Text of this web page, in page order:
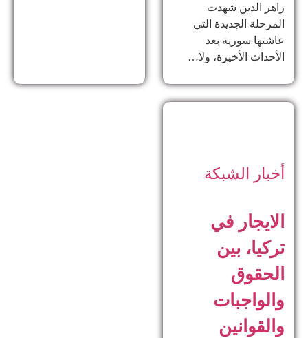
زاهر الدين ​شهدت
المرحلة الجديدة التي
عاشتها سورية بعد
الأحداث الأخيرة، ولا…
أخبار الشبكة
الايجار في
تركيا، بين
الحقوق
والواجبات
والقوانين